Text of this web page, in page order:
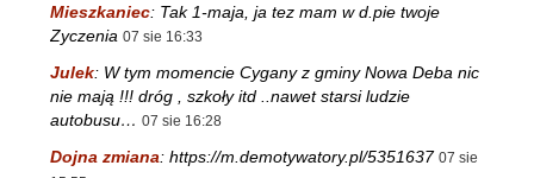
Mieszkaniec: Tak 1-maja, ja tez mam w d.pie twoje
Zyczenia 07 sie 16:33
Julek: W tym momencie Cygany z gminy Nowa Deba nic
nie mają !!! dróg , szkoły itd ..nawet starsi ludzie
autobusu… 07 sie 16:28
Dojna zmiana: https://m.demotywatory.pl/5351637 07 sie